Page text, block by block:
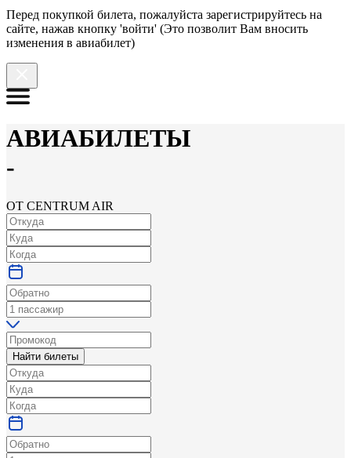
Перед покупкой билета, пожалуйста зарегистрируйтесь на
сайте, нажав кнопку 'войти' (Это позволит Вам вносить
изменения в авиабилет)
АВИАБИЛЕТЫ
-
ОТ CENTRUM AIR
Найти билеты